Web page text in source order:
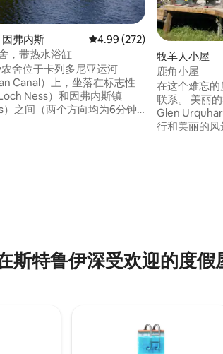
），共 152 条评价
因弗内斯 平均评分 4.99 分（满分 5
4.99 (272)
，带热水浴缸
舍位于卡列多尼亚运河
Canal）上，坐落在标志性
Ness）和因弗内斯镇
）之间（两个方向均为6分钟
牧羊人小屋
it
鹿角小屋
在这个难忘
联系。 美丽
Glen
行和美丽的风
斯特鲁伊深受欢迎的度假